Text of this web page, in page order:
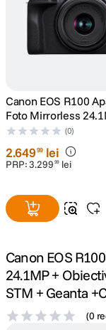
7 card
dji mic
10. insta 360
Canon EOS R100
Foto Mirrorless
cu Obiectiv RF-S 18-
IS STM
(0)
2.64999 lei
PRP:3.299 99 lei
Canon EOS
24.1MP +
STM + Geanta
(0